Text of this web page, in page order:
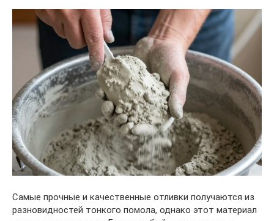
Самые прочные и качественные отливки получаются из
разновидностей тонкого помола, однако этот материал